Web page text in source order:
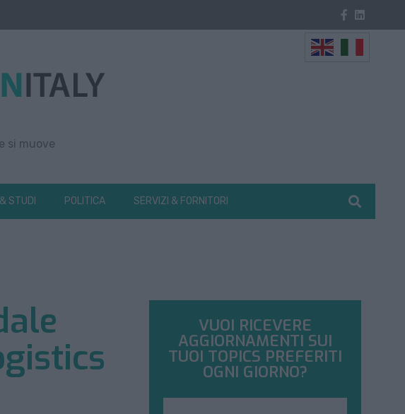
si muove
STUDI POLITICA SERVIZI & FORNITORI
VUOI RICEVERE
AGGIORNAMENTI SUI
TUOI TOPICS PREFERITI
OGNI GIORNO?